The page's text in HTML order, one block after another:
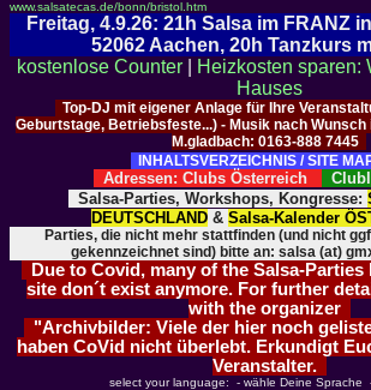
www.salsatecas.de/bonn/bristol.htm
Freitag, 4.9.26: 21h Salsa im FRANZ
52062 Aachen, 20h Tanzkurs
kostenlose Counter|
Heizkosten sparen:
Hauses
Top-DJ mit eigener Anlage für Ihre
Geburtstage, Betriebsfeste...) - Musik nach
M.gladbach: 0163-888 7445
INHALTSVERZEICHNIS / SITE
Adressen: Clubs Österreich
Salsa-Parties, Workshops, Kongresse:
DEUTSCHLAND & Salsa-Kalender
Parties, die nicht mehr stattfinden (und nicht
gekennzeichnet sind) bitte an: salsa (at)
Due to Covid, many of the Salsa-
site don´t exist anymore. For further
with the organizer
"Archivbilder: Viele der hier noch
haben CoVid nicht überlebt. Erkundigt
Veranstalter.
select your language: - wähle Deine